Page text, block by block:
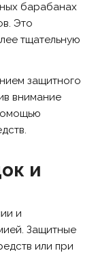
барабанах
Это
тщательную
защитного
внимание
и
и
Защитные
или при